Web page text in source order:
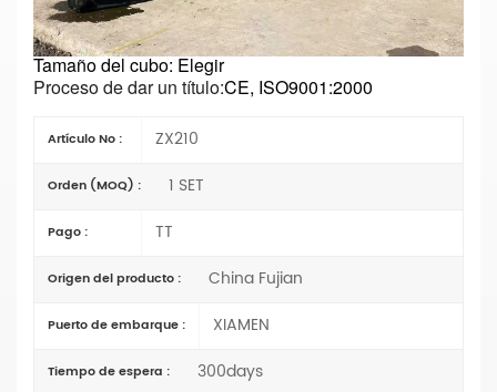
(extranjero)
Especificación: OEM
Tamaño del cubo: Elegir
Proceso de dar un título:CE, ISO9001:2000
Artículo No : ZX210
Orden (MOQ) : 1 SET
Pago : TT
Origen del producto : China Fujian
Puerto de embarque : XIAMEN
Tiempo de espera : 300days